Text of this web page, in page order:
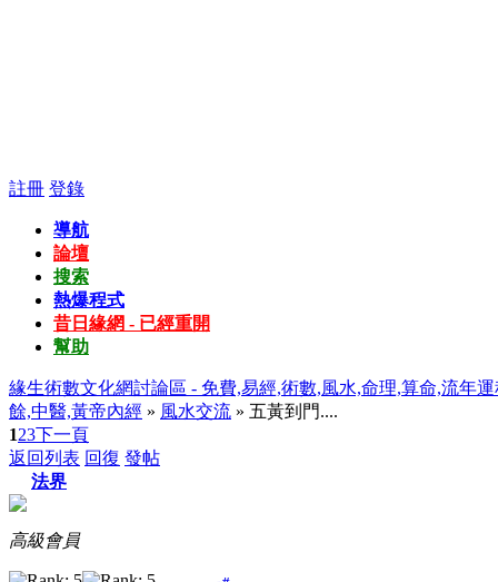
註冊 登錄
導航
論壇
搜索
熱爆程式
昔日緣網 - 已經重開
幫助
緣生術數文化網討論區 - 免費,易經,術數,風水,命理,算命,流年
餘,中醫,黃帝內經 » 風水交流 » 五黃到門....
123下一頁
返回列表 回復 發帖
法界
高級會員